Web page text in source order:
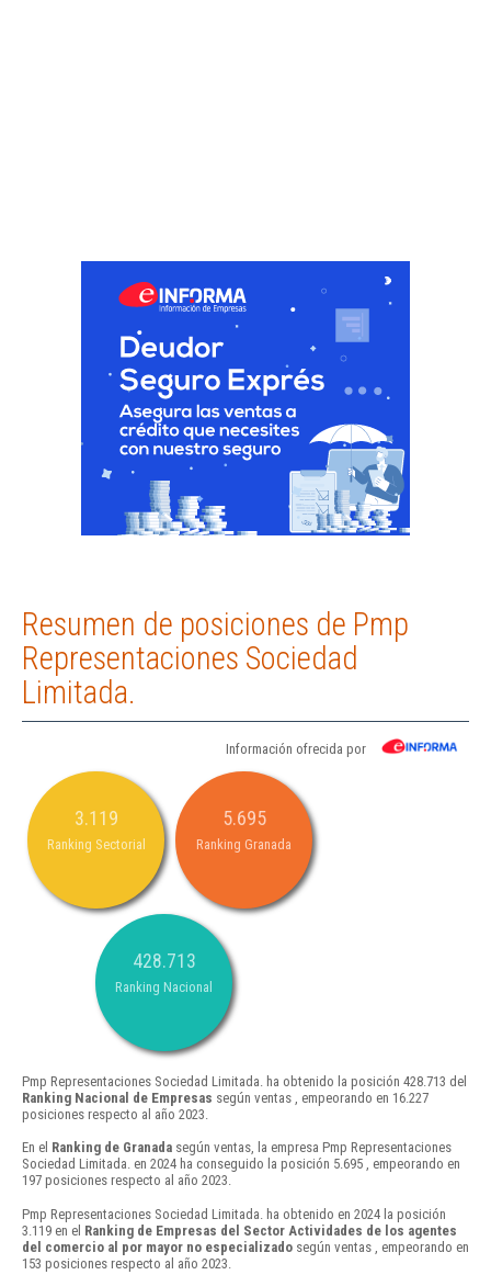
Resumen de posiciones de Pmp
Representaciones Sociedad
Limitada.
Información ofrecida por
3.119
Ranking Sectorial
5.695
Ranking Granada
428.713
Ranking Nacional
Pmp Representaciones Sociedad Limitada. ha obtenido la posición 428.713 del
Ranking Nacional de Empresas según ventas , empeorando en 16.227
posiciones respecto al año 2023.
En el Ranking de Granada según ventas, la empresa Pmp Representaciones
Sociedad Limitada. en 2024 ha conseguido la posición 5.695 , empeorando en
197 posiciones respecto al año 2023.
Pmp Representaciones Sociedad Limitada. ha obtenido en 2024 la posición
3.119 en el Ranking de Empresas del Sector Actividades de los agentes
del comercio al por mayor no especializado según ventas , empeorando en
153 posiciones respecto al año 2023.